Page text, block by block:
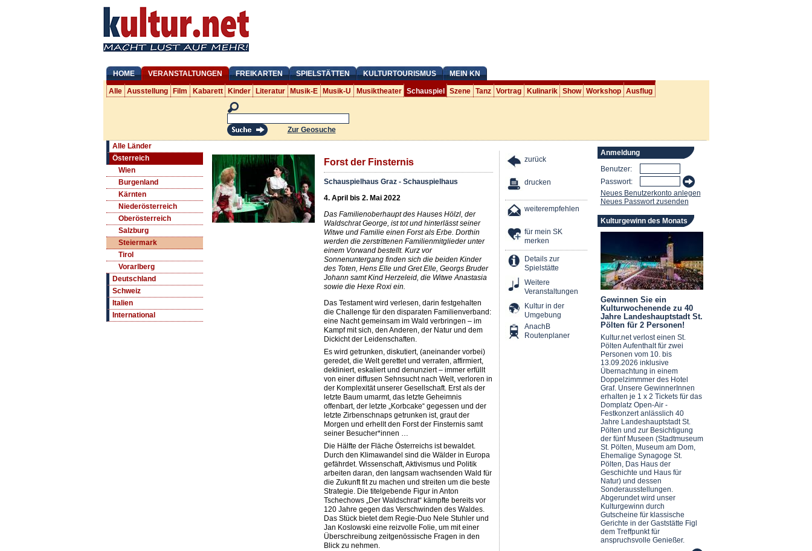
HOME VERANSTALTUNGEN FREIKARTEN SPIELSTÄTTEN KULTURTOURISMUS MEIN KN
Alle Ausstellung Film Kabarett Kinder Literatur Musik-E Musik-U Musiktheater Schauspiel Szene Tanz Vortrag Kulinarik Show Workshop Ausflug
Zur Geosuche
Alle Länder
Österreich
Wien
Burgenland
Kärnten
Niederösterreich
Oberösterreich
Salzburg
Steiermark
Tirol
Vorarlberg
Deutschland
Schweiz
Italien
International
Forst der Finsternis
Schauspielhaus Graz - Schauspielhaus
4. April bis 2. Mai 2022
Das Familienoberhaupt des Hauses Hölzl, der
Waldschrat George, ist tot und hinterlässt seiner
Witwe und Familie einen Forst als Erbe. Dorthin
werden die zerstrittenen Familienmitglieder unter
einem Vorwand bestellt. Kurz vor
Sonnenuntergang finden sich die beiden Kinder
des Toten, Hens Elle und Gret Elle, Georgs Bruder
Johann samt Kind Herzeleid, die Witwe Anastasia
sowie die Hexe Roxi ein.
Das Testament wird verlesen, darin festgehalten
die Challenge für den disparaten Familienverband:
eine Nacht gemeinsam im Wald verbringen – im
Kampf mit sich, den Anderen, der Natur und dem
Dickicht der Leidenschaften.
Es wird getrunken, diskutiert, (aneinander vorbei)
geredet, die Welt gerettet und verraten, affirmiert,
dekliniert, eskaliert und denunziert – immer erfüllt
von einer diffusen Sehnsucht nach Welt, verloren in
der Komplexität unserer Gesellschaft. Erst als der
letzte Baum umarmt, das letzte Geheimnis
offenbart, der letzte „Korbcake“ gegessen und der
letzte Zirbenschnaps getrunken ist, graut der
Morgen und erhellt den Forst der Finsternis samt
seiner Besucher*innen …
Die Hälfte der Fläche Österreichs ist bewaldet.
Durch den Klimawandel sind die Wälder in Europa
gefährdet. Wissenschaft, Aktivismus und Politik
arbeiten daran, den langsam wachsenden Wald für
die Zukunft fit zu machen und streiten um die beste
Strategie. Die titelgebende Figur in Anton
Tschechows „Der Waldschrat“ kämpfte bereits vor
120 Jahre gegen das Verschwinden des Waldes.
Das Stück bietet dem Regie-Duo Nele Stuhler und
Jan Koslowski eine reizvolle Folie, um mit einer
Überschreibung zeitgenössische Fragen in den
Blick zu nehmen.
zurück
drucken
weiterempfehlen
für mein SK
merken
Details zur
Spielstätte
Weitere
Veranstaltungen
Kultur in der
Umgebung
AnachB
Routenplaner
Anmeldung
Benutzer:
Passwort:
Neues Benutzerkonto anlegen
Neues Passwort zusenden
Kulturgewinn des Monats
Gewinnen Sie ein
Kulturwochenende zu 40
Jahre Landeshauptstadt St.
Pölten für 2 Personen!
Kultur.net verlost einen St.
Pölten Aufenthalt für zwei
Personen vom 10. bis
13.09.2026 inklusive
Übernachtung in einem
Doppelzimmmer des Hotel
Graf. Unsere GewinnerInnen
erhalten je 1 x 2 Tickets für das
Domplatz Open-Air -
Festkonzert anlässlich 40
Jahre Landeshauptstadt St.
Pölten und zur Besichtigung
der fünf Museen (Stadtmuseum
St. Pölten, Museum am Dom,
Ehemalige Synagoge St.
Pölten, Das Haus der
Geschichte und Haus für
Natur) und dessen
Sonderausstellungen.
Abgerundet wird unser
Kulturgewinn durch
Gutscheine für klassische
Gerichte in der Gaststätte Figl
dem Treffpunkt für
anspruchsvolle Genießer.